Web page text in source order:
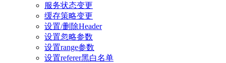
服务状态变更
缓存策略变更
设置/删除Header
设置忽略参数
设置range参数
设置referer黑白名单